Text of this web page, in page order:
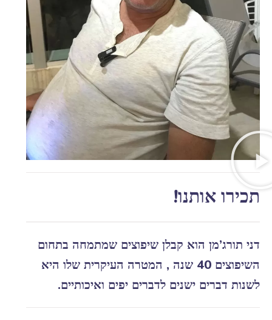
תכירו אותנו!
דני תורג’מן הוא קבלן שיפוצים שמתמחה בתחום
השיפוצים 40 שנה , המטרה העיקרית שלו היא
לשנות דברים ישנים לדברים יפים ואיכותיים.